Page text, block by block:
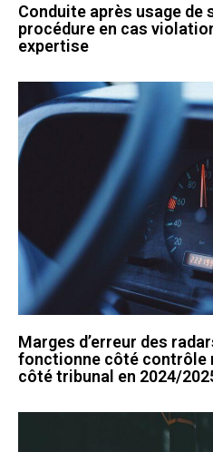
Conduite après usage de
procédure en cas
expertise
Marges d’erreur des
fonctionne côté contrôle
côté tribunal en 2024/